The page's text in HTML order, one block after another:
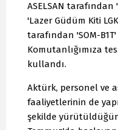
ASELSAN tarafından
'Lazer Güdüm Kiti
tarafından 'SOM-
Komutanlığımıza
kullandı.
Aktürk, personel ve
faaliyetlerinin de
şekilde